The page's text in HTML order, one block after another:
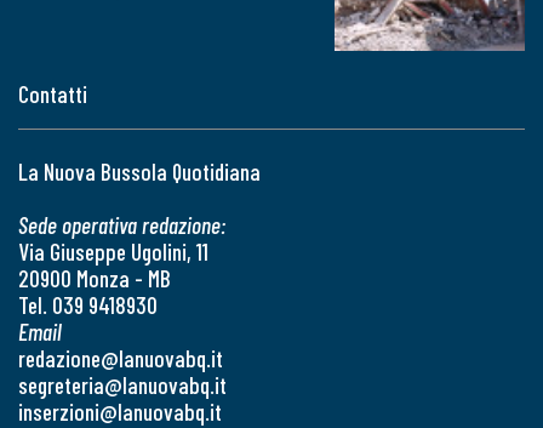
Contatti
La Nuova Bussola Quotidiana
Sede operativa redazione:
Via Giuseppe Ugolini, 11
20900 Monza - MB
Tel. 039 9418930
Email
redazione@lanuovabq.it
segreteria@lanuovabq.it
inserzioni@lanuovabq.it